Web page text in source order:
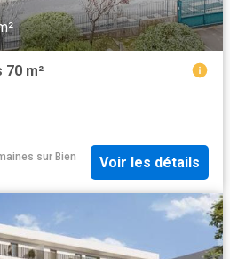
m²
sur Bien
Voir les détails